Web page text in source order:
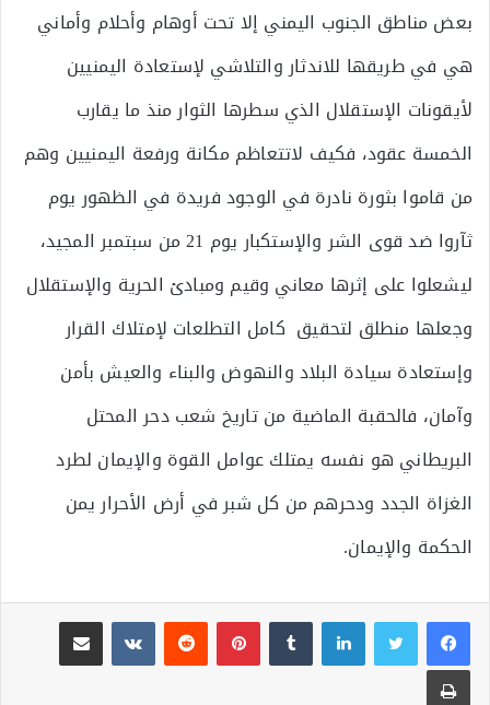
بعض مناطق الجنوب اليمني إلا تحت أوهام وأحلام وأماني
هي في طريقها للاندثار والتلاشي لإستعادة اليمنيين
لأيقونات الإستقلال الذي سطرها الثوار منذ ما يقارب
الخمسة عقود، فكيف لاتتعاظم مكانة ورفعة اليمنيين وهم
من قاموا بثورة نادرة في الوجود فريدة في الظهور يوم
ثآروا ضد قوى الشر والإستكبار يوم 21 من سبتمبر المجيد،
ليشعلوا على إثرها معاني وقيم ومبادئ الحرية والإستقلال
وجعلها منطلق لتحقيق كامل التطلعات لإمتلاك القرار
وإستعادة سيادة البلاد والنهوض والبناء والعيش بأمن
وآمان، فالحقبة الماضية من تاريخ شعب دحر المحتل
البريطاني هو نفسه يمتلك عوامل القوة والإيمان لطرد
الغزاة الجدد ودحرهم من كل شبر في أرض الأحرار يمن
الحكمة والإيمان.
لينكدإن بينتيريست
مشاركة عبر البريد
طباعة